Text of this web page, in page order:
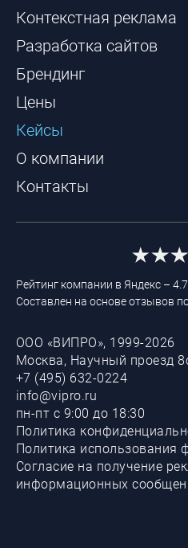
Контекстная реклама
Разработка сайтов
Брендинг
Цены
Кейсы
О компании
Контакты
ООО «ВИПРО», 1999-2026
Москва, Научный проезд
+7 (495) 632-0224
info@vipro.ru
пн-пт с 9:00 до 18:30
Политика
Политика использования
Согласие на получение
информационных
Рейтинг компании в Яндекс –
Составлен на основе отзывов